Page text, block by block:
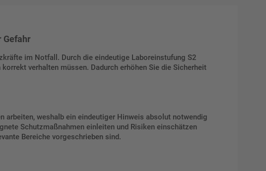
Gefahr
im Notfall. Durch die eindeutige Laboreinstufung S2
verhalten müssen. Dadurch erhöhen Sie die Sicherheit
weshalb ein eindeutiger Hinweis absolut notwendig
Schutzmaßnahmen einleiten und Risiken einschätzen
Bereiche vorgeschrieben sind.